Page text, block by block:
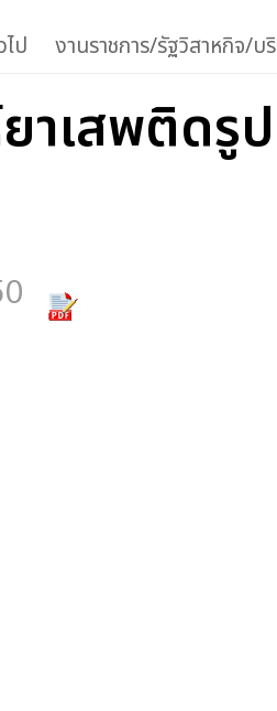
ป งานราชการ/รัฐวิสาหกิจ/บ
ยาเสพติด